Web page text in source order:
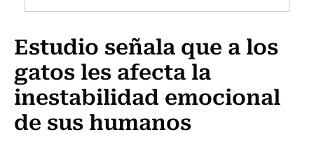
Programas Radio y TV Usach
Estudio señala que a los
gatos les afecta la
inestabilidad emocional
de sus humanos